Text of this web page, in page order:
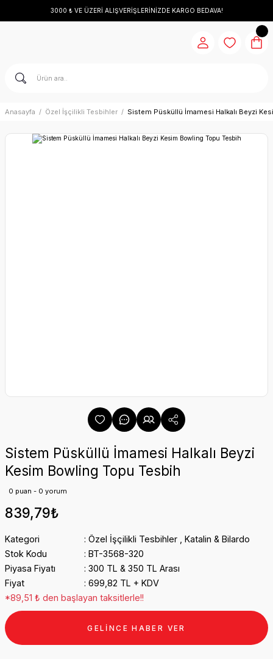
3000 ₺ VE ÜZERİ ALIŞVERİŞLERİNİZDE KARGO BEDAVA!
Anasayfa Özel İşçilikli Tesbihler Sistem Püsküllü İmamesi Halkalı Beyzi
Sistem Püsküllü İmamesi Halkalı Beyzi
Kesim Bowling Topu Tesbih
0 puan - 0 yorum
839,79₺
Kategori Özel İşçilikli Tesbihler
Katalin & Bilardo
Stok Kodu
BT-3568-320
Piyasa Fiyatı
300 TL & 350 TL Arası
Fiyat
699,82 TL + KDV
*89,51 ₺ den başlayan taksitlerle!!
GELİNCE HABER VER